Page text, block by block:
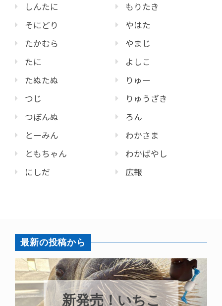
しんたに
そにどり
たかむら
たに
たぬたぬ
つじ
つぼんぬ
とーみん
ともちゃん
にしだ
もりたき
やはた
やまじ
よしこ
りゅー
りゅうざき
ろん
わかさま
わかばやし
広報
最新の投稿から
新発売！いちこ